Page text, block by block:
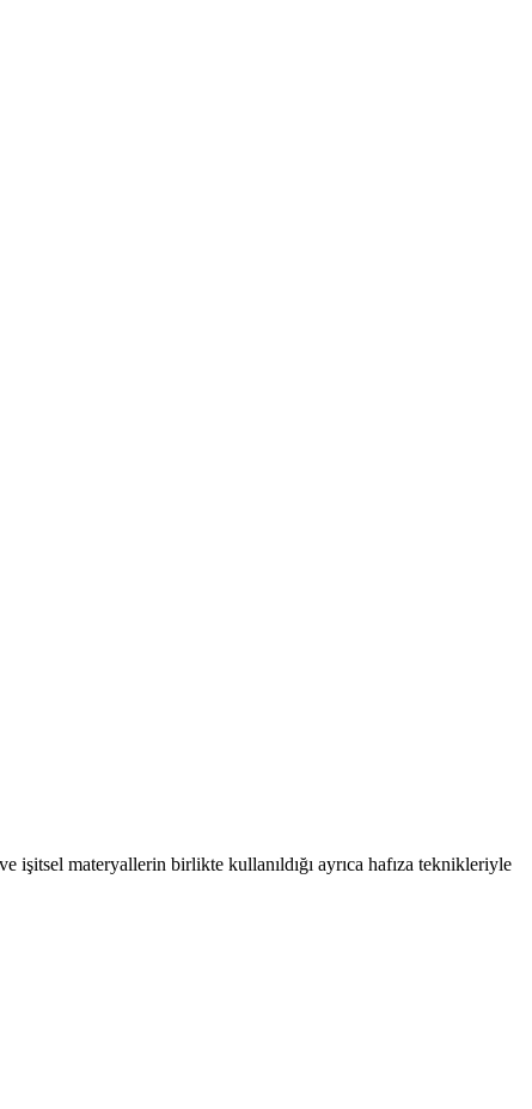
materyallerin birlikte kullanıldığı ayrıca hafıza teknikleriyle